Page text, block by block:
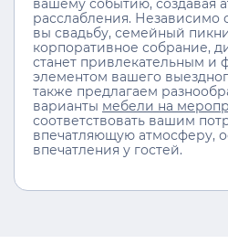
вашему событию, создавая
расслабления. Независимо
вы свадьбу, семейный
корпоративное собрание,
станет привлекательным и
элементом вашего
также предлагаем
варианты мебели на
соответствовать вашим
впечатляющую атмосферу,
впечатления у гостей.